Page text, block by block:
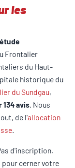
les
étude
Frontalier
du Haut-
historique du
du Sundgau,
134 avis . Nous
de l'allocation
d'inscription,
pour cerner votre